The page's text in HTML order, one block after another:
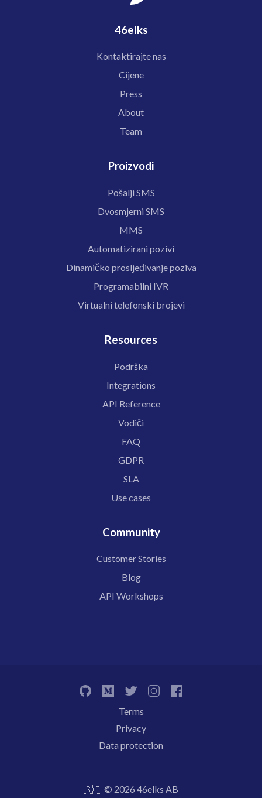
46elks
Kontaktirajte nas
Cijene
Press
About
Team
Proizvodi
Pošalji SMS
Dvosmjerni SMS
MMS
Automatizirani pozivi
Dinamičko prosljeđivanje poziva
Programabilni IVR
Virtualni telefonski brojevi
Resources
Podrška
Integrations
API Reference
Vodiči
FAQ
GDPR
SLA
Use cases
Community
Customer Stories
Blog
API Workshops
🇸🇪 © 2026 46elks AB
Terms
Privacy
Data protection